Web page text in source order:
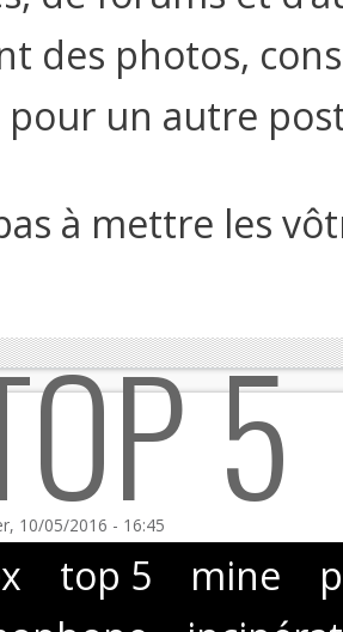
des photos,
pour un autre
à mettre les
5
10/05/2016 - 16:45
top 5 mine